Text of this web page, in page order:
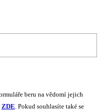
beru na vědomí jejich
ZDE. Pokud souhlasíte také se